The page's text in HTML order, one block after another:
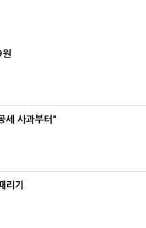
세 사과부터"
리기